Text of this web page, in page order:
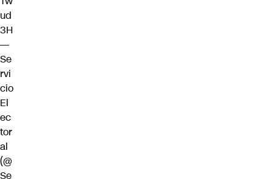
ud
3H
—
Se
rvi
cio
El
ec
tor
al
(@
Se